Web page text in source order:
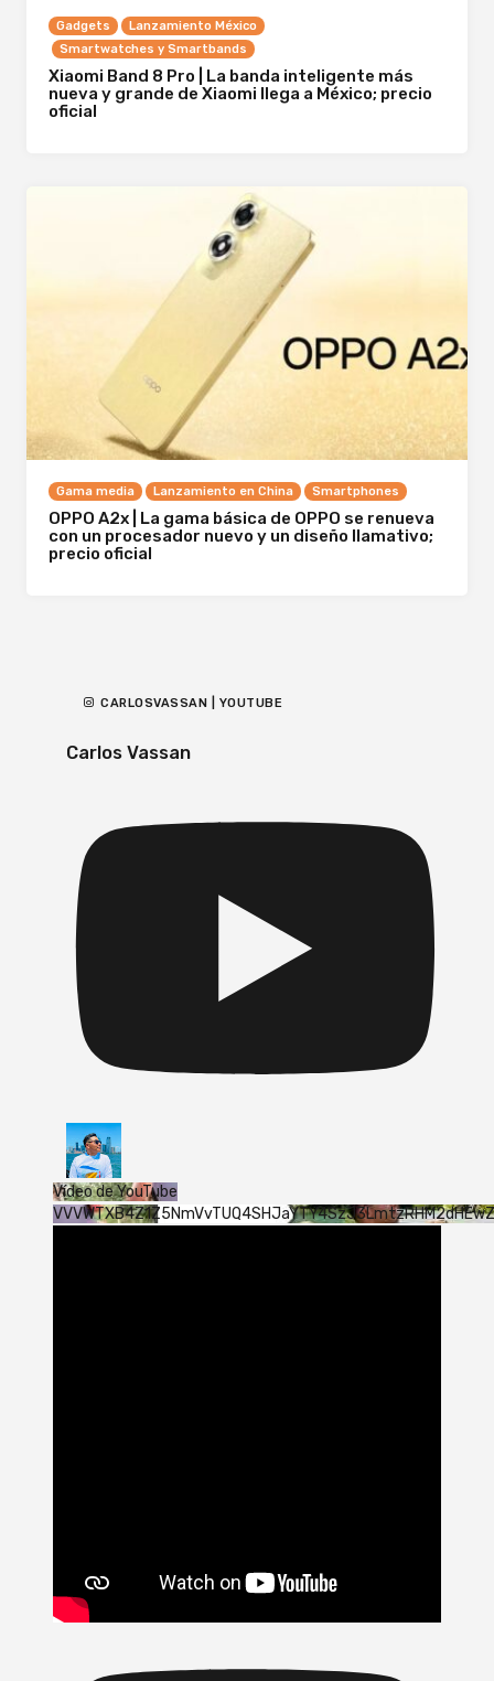
Gadgets
Lanzamiento México
Smartwatches y Smartbands
Xiaomi Band 8 Pro | La banda inteligente más
nueva y grande de Xiaomi llega a México; precio
oficial
Gama media Lanzamiento en China Smartphones
OPPO A2x | La gama básica de OPPO se renueva
con un procesador nuevo y un diseño llamativo;
precio oficial
CARLOSVASSAN | YOUTUBE
Carlos Vassan
Vídeo de YouTube